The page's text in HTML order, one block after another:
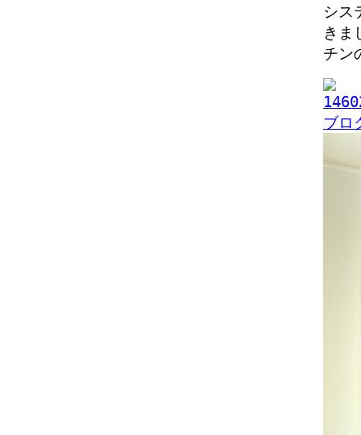
シス
きま
チン